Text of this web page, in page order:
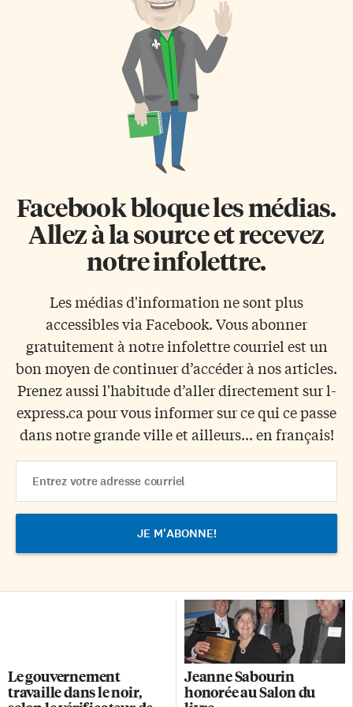
politique», qui servira de base
de discussion aux militants. Si
la base militante entérine ces
idées, un gouvernement du […]
commission électorale, Daniel
Ngoy Mulunda. Mais dans une
entrevue accordée vendredi à la
chaîne France 24, Étienne
Tshisekedi a affirmé qu’il se
considérait comme le président
élu. L’opposant de […]
Facebook bloque les médias.
Allez à la source et recevez
notre infolettre.
Les médias d'information ne sont plus
accessibles via Facebook. Vous abonner
gratuitement à notre infolettre courriel est un
bon moyen de continuer d’accéder à nos articles.
Prenez aussi l'habitude d’aller directement sur l-
express.ca pour vous informer sur ce qui ce passe
dans notre grande ville et ailleurs... en français!
Address
Le gouvernement
travaille dans le noir,
Jeanne Sabourin
honorée au Salon du